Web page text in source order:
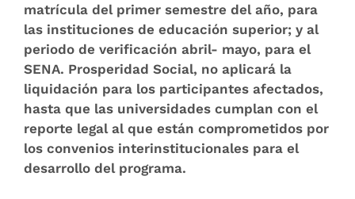
matrícula del primer semestre del año, para
las instituciones de educación superior; y al
periodo de verificación abril- mayo, para el
SENA. Prosperidad Social, no aplicará la
liquidación para los participantes afectados,
hasta que las universidades cumplan con el
reporte legal al que están comprometidos por
los convenios interinstitucionales para el
desarrollo del programa.